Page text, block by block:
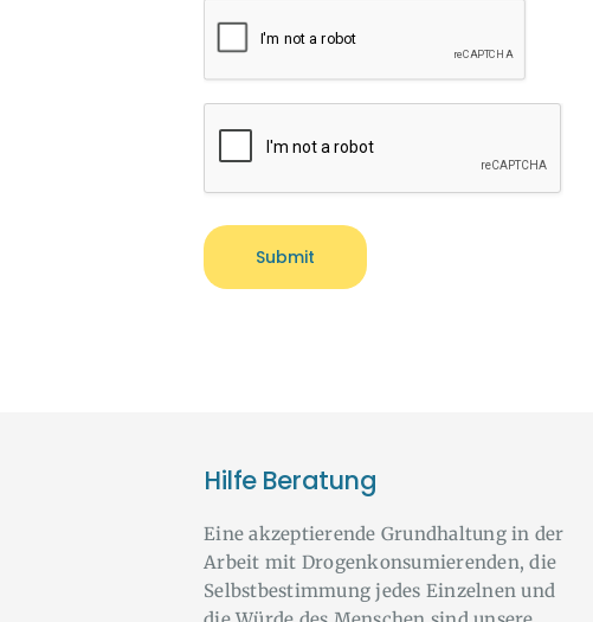
Hilfe Beratung
Eine akzeptierende Grundhaltung in der
Arbeit mit Drogenkonsumierenden, die
Selbstbestimmung jedes Einzelnen und